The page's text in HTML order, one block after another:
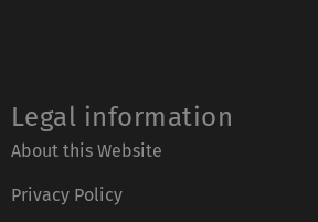
Legal information
About this Website
Privacy Policy